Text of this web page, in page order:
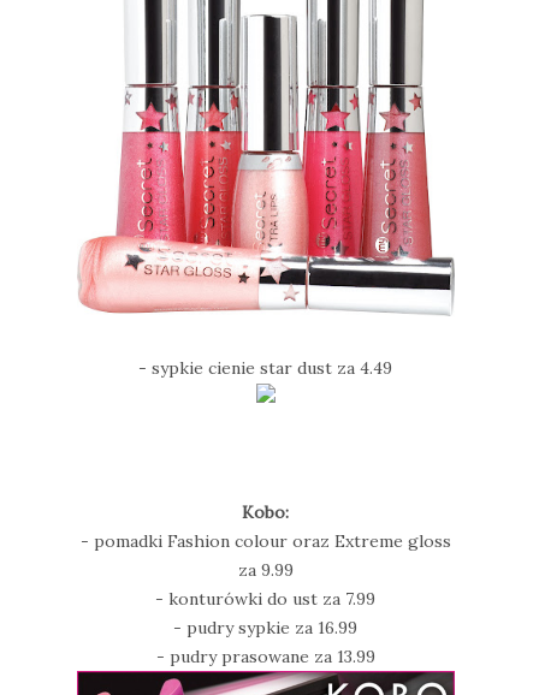
- sypkie cienie star dust za 4.49
Kobo:
- pomadki Fashion colour oraz Extreme gloss
za 9.99
- konturówki do ust za 7.99
- pudry sypkie za 16.99
- pudry prasowane za 13.99